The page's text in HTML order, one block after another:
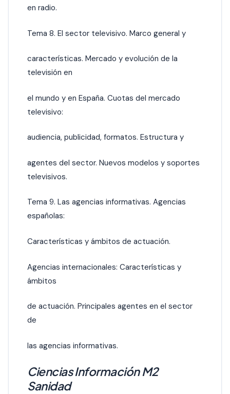
en radio.
Tema 8. El sector televisivo. Marco general y
características. Mercado y evolución de la
televisión en
el mundo y en España. Cuotas del mercado
televisivo:
audiencia, publicidad, formatos. Estructura y
agentes del sector. Nuevos modelos y soportes
televisivos.
Tema 9. Las agencias informativas. Agencias
españolas:
Características y ámbitos de actuación.
Agencias internacionales: Características y
ámbitos
de actuación. Principales agentes en el sector
de
las agencias informativas.
Ciencias Información M2
Sanidad